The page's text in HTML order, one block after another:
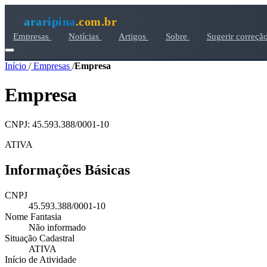
araripina.com.br
Empresas Notícias Artigos Sobre Sugerir
Início /Empresas /Empresa
Empresa
CNPJ: 45.593.388/0001-10
ATIVA
Informações Básicas
CNPJ
45.593.388/0001-10
Nome Fantasia
Não informado
Situação Cadastral
ATIVA
Início de Atividade